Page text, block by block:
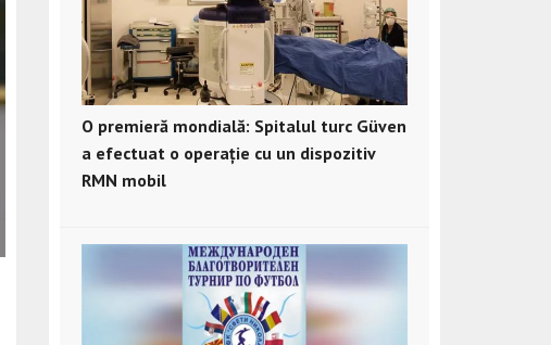
O premieră mondială: Spitalul turc Güven
a efectuat o operație cu un dispozitiv
RMN mobil